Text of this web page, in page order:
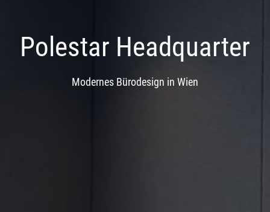
Polestar Headquarter
Modernes Bürodesign in Wien